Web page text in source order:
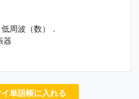
周波（数）．
器
単語帳に入れる